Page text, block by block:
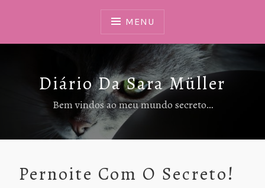
MENU
Diário Da Sara Müller
Bem vindos ao meu mundo secreto…
Pernoite Com O Secreto!